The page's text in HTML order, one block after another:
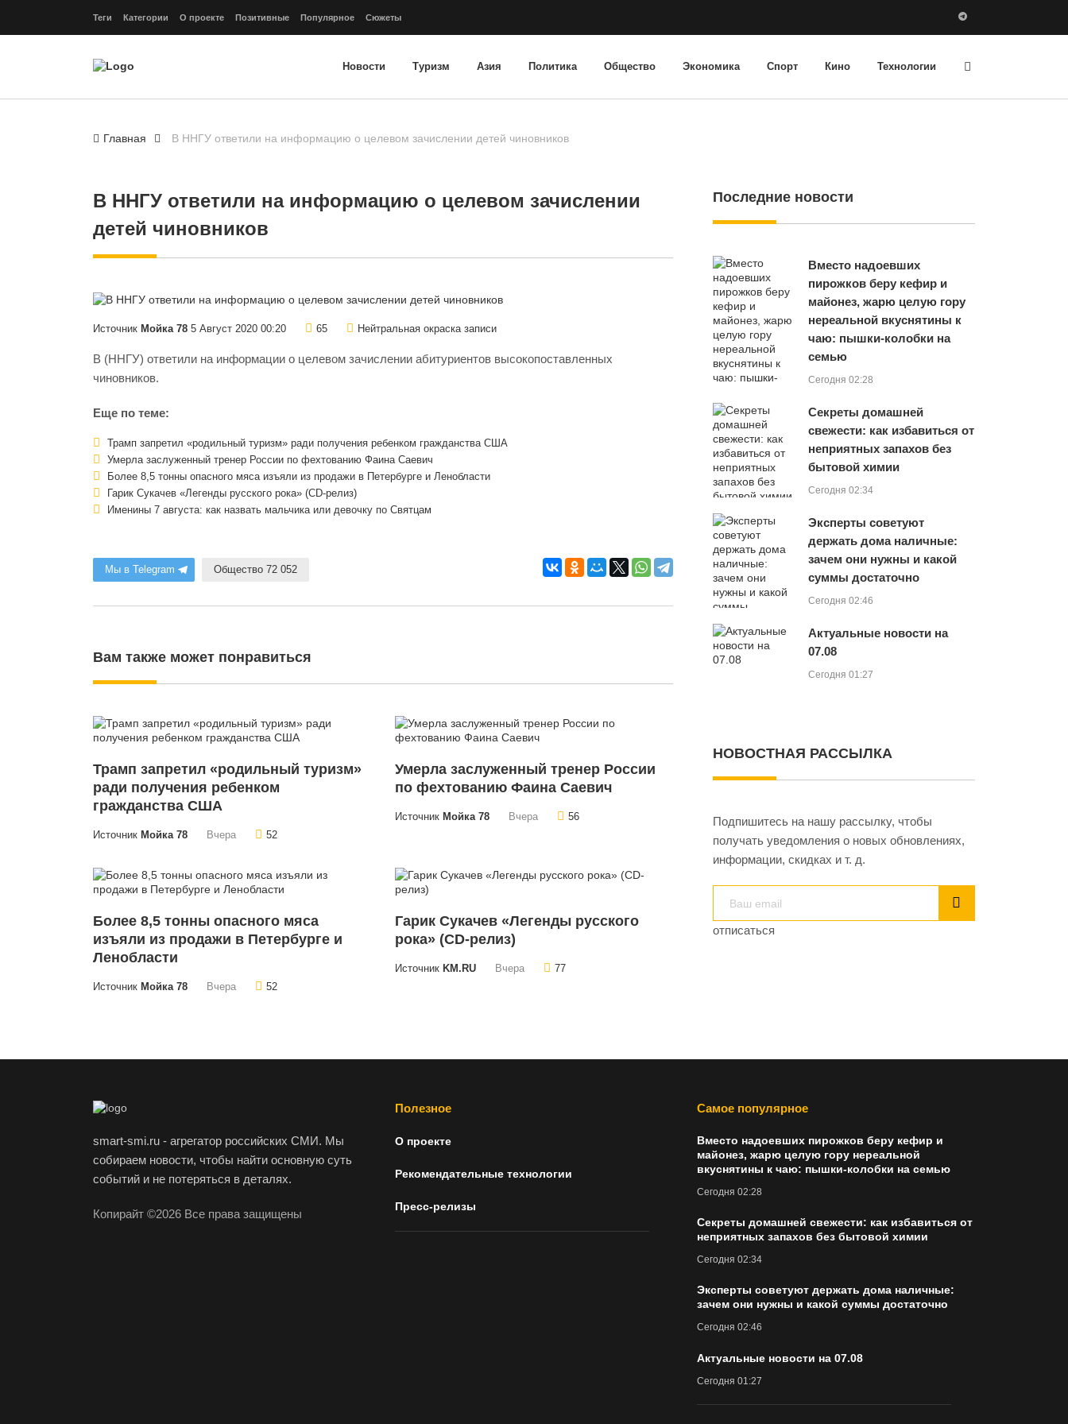
Теги Категории О проекте Позитивные Популярное Сюжеты
Новости Туризм Азия Политика Общество Экономика Спорт Кино Технологии
Главная В ННГУ ответили на информацию о целевом зачислении детей чиновников
В ННГУ ответили на информацию о целевом зачислении
детей чиновников
Источник Мойка 78 5 Август 2020 00:20 65 Нейтральная окраска записи
В (ННГУ) ответили на информации о целевом зачислении абитуриентов высокопоставленных
чиновников.
Еще по теме:
Трамп запретил «родильный туризм» ради получения ребенком гражданства США
Умерла заслуженный тренер России по фехтованию Фаина Саевич
Более 8,5 тонны опасного мяса изъяли из продажи в Петербурге и Ленобласти
Гарик Сукачев «Легенды русского рока» (CD-релиз)
Именины 7 августа: как назвать мальчика или девочку по Святцам
Мы в Telegram Общество 72 052
Вам также может понравиться
Трамп запретил «родильный туризм»
ради получения ребенком
гражданства США
Источник Мойка 78 Вчера 52
Умерла заслуженный тренер России
по фехтованию Фаина Саевич
Источник Мойка 78 Вчера 56
Более 8,5 тонны опасного мяса
изъяли из продажи в Петербурге и
Ленобласти
Источник Мойка 78 Вчера 52
Гарик Сукачев «Легенды русского
рока» (CD-релиз)
Источник KM.RU Вчера 77
Последние новости
Вместо надоевших
пирожков беру кефир и
майонез, жарю целую гору
нереальной вкуснятины к
чаю: пышки-колобки на
семью
Сегодня 02:28
Секреты домашней
свежести: как избавиться от
неприятных запахов без
бытовой химии
Сегодня 02:34
Эксперты советуют
держать дома наличные:
зачем они нужны и какой
суммы достаточно
Сегодня 02:46
Актуальные новости на
07.08
Сегодня 01:27
НОВОСТНАЯ РАССЫЛКА
Подпишитесь на нашу рассылку, чтобы
получать уведомления о новых обновлениях,
информации, скидках и т. д.
отписаться
smart-smi.ru - агрегатор российских СМИ. Мы
собираем новости, чтобы найти основную суть
событий и не потеряться в деталях.
Копирайт ©2026 Все права защищены
Полезное
О проекте
Рекомендательные технологии
Пресс-релизы
Самое популярное
Вместо надоевших пирожков беру кефир и
майонез, жарю целую гору нереальной
вкуснятины к чаю: пышки-колобки на семью
Сегодня 02:28
Секреты домашней свежести: как избавиться от
неприятных запахов без бытовой химии
Сегодня 02:34
Эксперты советуют держать дома наличные:
зачем они нужны и какой суммы достаточно
Сегодня 02:46
Актуальные новости на 07.08
Сегодня 01:27